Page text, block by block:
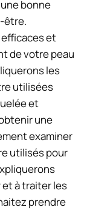
bonne
être.
et
de votre peau
les
utilisées
et
une
examiner
utilisés pour
à traiter les
prendre